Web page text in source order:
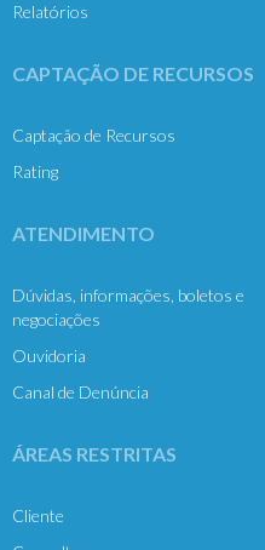
Relatórios
CAPTAÇÃO DE RECURSOS
Captação de Recursos
Rating
ATENDIMENTO
Dúvidas, informações, boletos e
negociações
Ouvidoria
Canal de Denúncia
ÁREAS RESTRITAS
Cliente